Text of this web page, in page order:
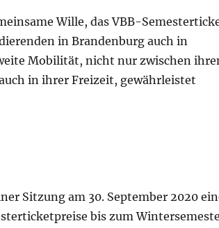
Wille, das VBB-
in Brandenburg auch in
Mobilität, nicht nur zwischen
in ihrer Freizeit, gewährleistet
Sitzung am 30. September 2020
bis zum